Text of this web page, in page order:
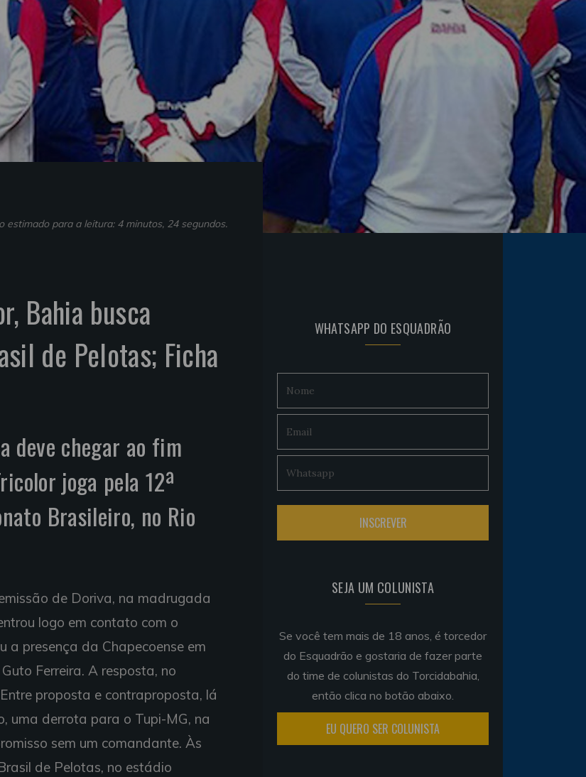
estimado para a leitura: 4 minutos, 24 segundos.
Bahia busca
de Pelotas; Ficha
deve chegar ao fim
joga pela 12ª
Brasileiro, no Rio
de Doriva, na madrugada
logo em contato com o
a presença da Chapecoense em
Ferreira. A resposta, no
proposta e contraproposta, lá
uma derrota para o Tupi-MG, na
sem um comandante. Às
de Pelotas, no estádio
WHATSAPP DO ESQUADRÃO
SEJA UM COLUNISTA
Se você tem mais de 18 anos, é torcedor
do Esquadrão e gostaria de fazer parte
do time de colunistas do Torcidabahia,
então clica no botão abaixo.
EU QUERO SER COLUNISTA